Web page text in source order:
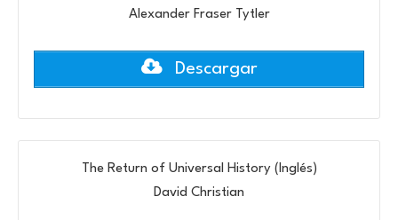
Alexander Fraser Tytler
Descargar
The Return of Universal History (Inglés)
David Christian